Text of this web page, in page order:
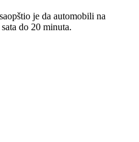
je da automobili na
do 20 minuta.